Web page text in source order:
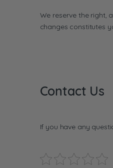
We reserve the right,
changes constitutes
Contact Us
If you have any